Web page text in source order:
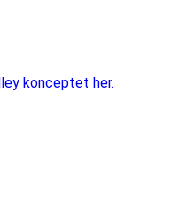
konceptet her.